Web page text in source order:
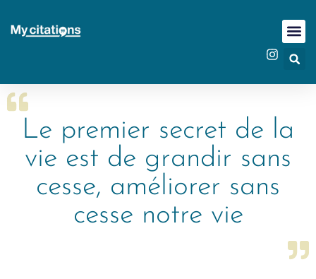
Le premier secret de la
vie est de grandir sans
cesse, améliorer sans
cesse notre vie